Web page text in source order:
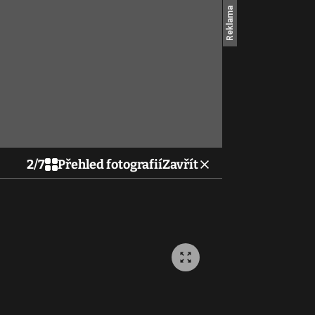
2/7 Přehled fotografiíZavřít